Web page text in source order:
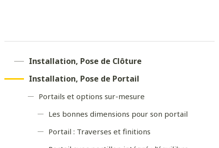
Installation, Pose de Clôture
Installation, Pose de Portail
Portails et options sur-mesure
Les bonnes dimensions pour son portail
Portail : Traverses et finitions